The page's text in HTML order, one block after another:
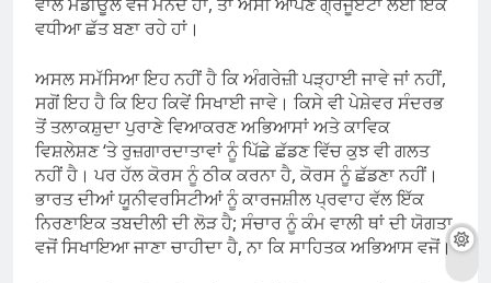
ਵਧੀਆ ਛੱਤ ਬਣਾ ਰਹੇ ਹਾਂ।
ਅਸਲ ਸਮੱਸਿਆ ਇਹ ਨਹੀਂ ਹੈ ਕਿ ਅੰਗਰੇਜ਼ੀ ਪੜ੍ਹਾਈ ਜਾਵੇ ਜਾਂ ਨਹੀਂ,
ਸਗੋਂ ਇਹ ਹੈ ਕਿ ਇਹ ਕਿਵੇਂ ਸਿਖਾਈ ਜਾਵੇ। ਕਿਸੇ ਵੀ ਪੇਸ਼ੇਵਰ ਸੰਦਰਭ
ਤੋਂ ਤਲਾਕਸ਼ੁਦਾ ਪੁਰਾਣੇ ਵਿਆਕਰਣ ਅਭਿਆਸਾਂ ਅਤੇ ਕਾਵਿਕ
ਵਿਸ਼ਲੇਸ਼ਣ ‘ਤੇ ਰੁਜ਼ਗਾਰਦਾਤਾਵਾਂ ਨੂੰ ਪਿੱਛੇ ਛੱਡਣ ਵਿੱਚ ਕੁਝ ਵੀ ਗਲਤ
ਨਹੀਂ ਹੈ। ਪਰ ਹੱਲ ਕੋਰਸ ਨੂੰ ਠੀਕ ਕਰਨਾ ਹੈ, ਕੋਰਸ ਨੂੰ ਛੱਡਣਾ ਨਹੀਂ।
ਭਾਰਤ ਦੀਆਂ ਯੂਨੀਵਰਸਿਟੀਆਂ ਨੂੰ ਕਾਰਜਸ਼ੀਲ ਪ੍ਰਵਾਹ ਵੱਲ ਇੱਕ
ਨਿਰਣਾਇਕ ਤਬਦੀਲੀ ਦੀ ਲੋੜ ਹੈ; ਸੰਚਾਰ ਨੂੰ ਕੰਮ ਵਾਲੀ ਥਾਂ ਦੀ ਯੋਗਤਾ
ਵਜੋਂ ਸਿਖਾਇਆ ਜਾਣਾ ਚਾਹੀਦਾ ਹੈ, ਨਾ ਕਿ ਸਾਹਿਤਕ ਅਭਿਆਸ ਵਜੋਂ।